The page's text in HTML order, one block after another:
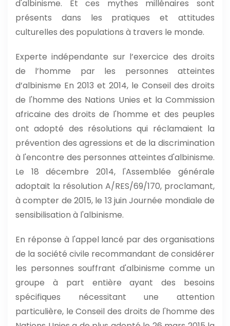
d'albinisme. Et ces mythes millénaires sont
présents dans les pratiques et attitudes
culturelles des populations à travers le monde.
Experte indépendante sur l’exercice des droits
de l’homme par les personnes atteintes
d’albinisme En 2013 et 2014, le Conseil des droits
de l'homme des Nations Unies et la Commission
africaine des droits de l'homme et des peuples
ont adopté des résolutions qui réclamaient la
prévention des agressions et de la discrimination
à l'encontre des personnes atteintes d'albinisme.
Le 18 décembre 2014, l'Assemblée générale
adoptait la résolution A/RES/69/170, proclamant,
à compter de 2015, le 13 juin Journée mondiale de
sensibilisation à l'albinisme.
En réponse à l'appel lancé par des organisations
de la société civile recommandant de considérer
les personnes souffrant d'albinisme comme un
groupe à part entière ayant des besoins
spécifiques nécessitant une attention
particulière, le Conseil des droits de l'homme des